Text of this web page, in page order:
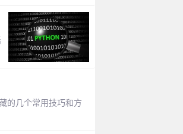
的几个常用技巧和方